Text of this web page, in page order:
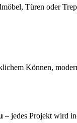
Türen oder
Können,
– jedes Projekt wird